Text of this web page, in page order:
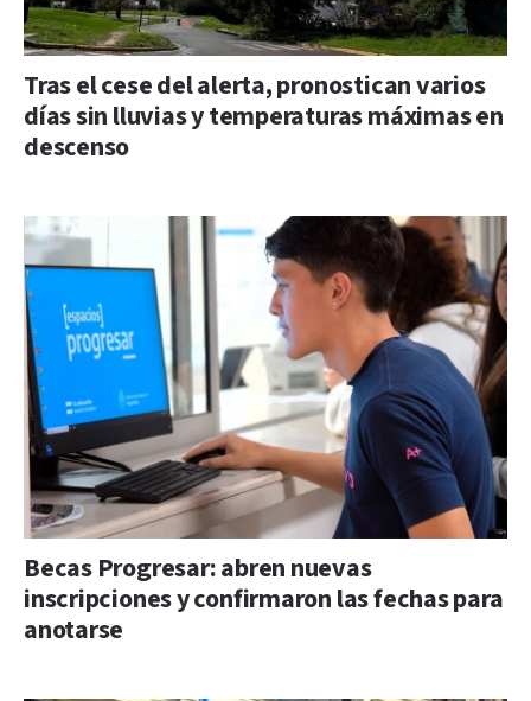
Tras el cese del alerta, pronostican varios
días sin lluvias y temperaturas máximas en
descenso
Becas Progresar: abren nuevas
inscripciones y confirmaron las fechas para
anotarse